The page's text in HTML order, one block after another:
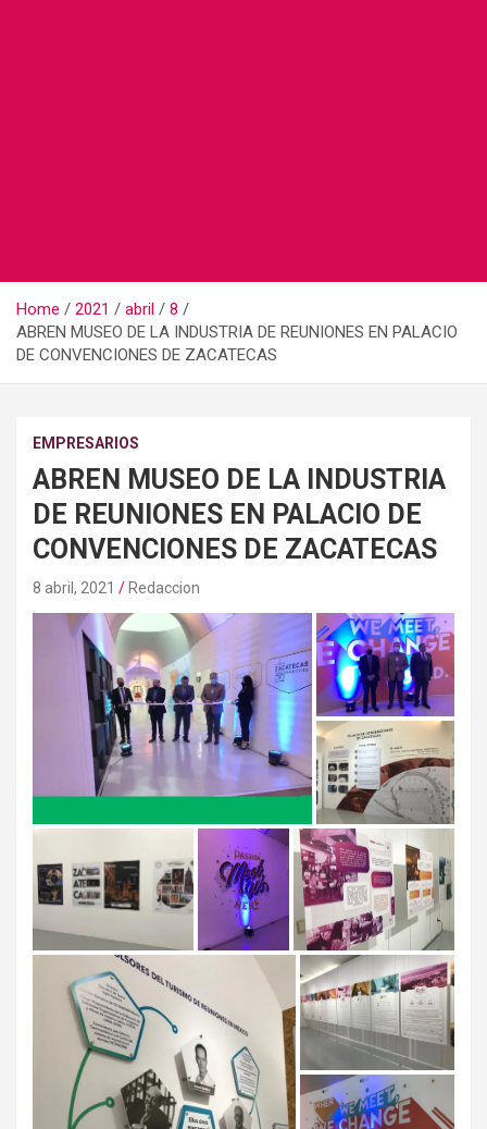
Home 2021 abril
8
ABREN MUSEO DE LA INDUSTRIA DE REUNIONES EN PALACIO
DE CONVENCIONES DE ZACATECAS
EMPRESARIOS
ABREN MUSEO DE LA INDUSTRIA
DE REUNIONES EN PALACIO DE
CONVENCIONES DE ZACATECAS
8 abril, 2021 Redaccion